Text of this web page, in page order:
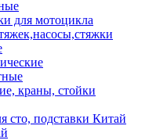
для мотоцикла
краны, стойки
сто, подставки Китай